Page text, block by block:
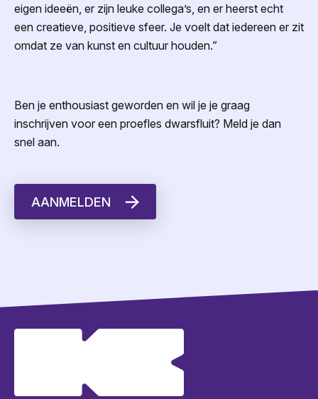
eigen ideeën, er zijn leuke collega’s, en er heerst echt
een creatieve, positieve sfeer. Je voelt dat iedereen er zit
omdat ze van kunst en cultuur houden.”
Ben je enthousiast geworden en wil je je graag
inschrijven voor een proefles dwarsfluit? Meld je dan
snel aan.
AANMELDEN